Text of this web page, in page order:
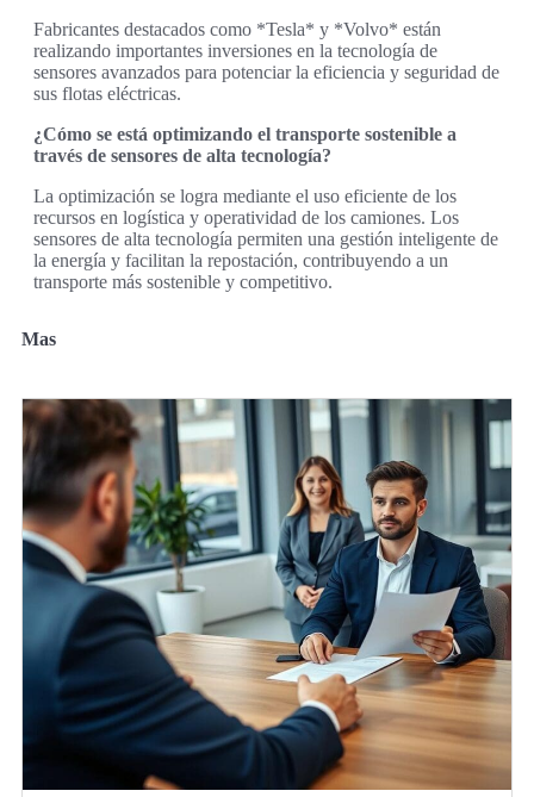
Fabricantes destacados como *Tesla* y *Volvo* están
realizando importantes inversiones en la tecnología de
sensores avanzados para potenciar la eficiencia y seguridad de
sus flotas eléctricas.
¿Cómo se está optimizando el transporte sostenible a
través de sensores de alta tecnología?
La optimización se logra mediante el uso eficiente de los
recursos en logística y operatividad de los camiones. Los
sensores de alta tecnología permiten una gestión inteligente de
la energía y facilitan la repostación, contribuyendo a un
transporte más sostenible y competitivo.
Mas